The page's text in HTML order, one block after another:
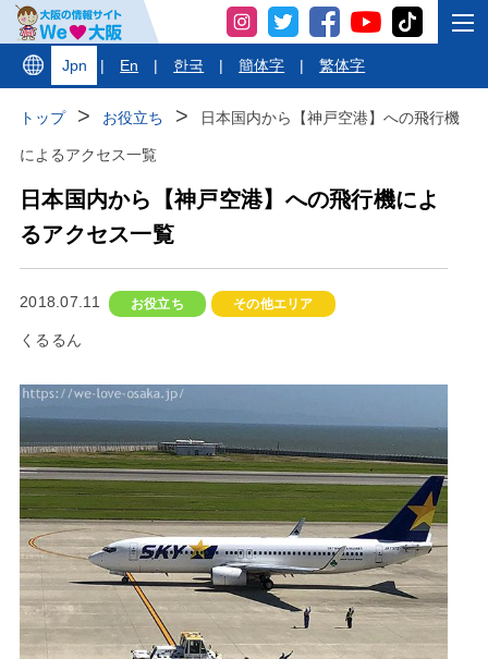
Jpn | En | 한국 | 簡体字 | 繁体字
トップ お役立ち 日本国内から【神戸空港】への飛行機
によるアクセス一覧
日本国内から【神戸空港】への飛行機によ
るアクセス一覧
2018.07.11 お役立ち その他エリア
くるるん